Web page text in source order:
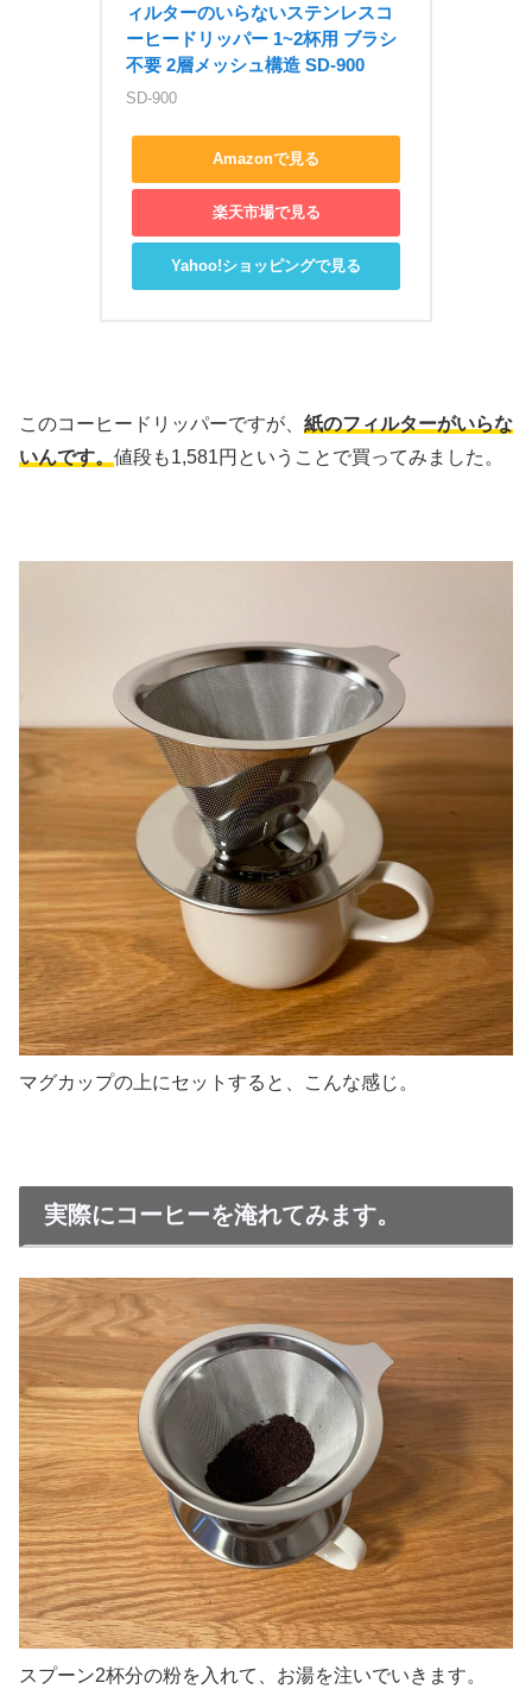
ィルターのいらないステンレスコ
ーヒードリッパー 1~2杯用 ブラシ
不要 2層メッシュ構造 SD-900
SD-900
Amazonで見る
楽天市場で見る
Yahoo!ショッピングで見る
このコーヒードリッパーですが、 紙のフィルターがいらな
いんです。 値段も1,581円ということで買ってみました。
マグカップの上にセットすると、こんな感じ。
実際にコーヒーを淹れてみます。
スプーン2杯分の粉を入れて、お湯を注いでいきます。